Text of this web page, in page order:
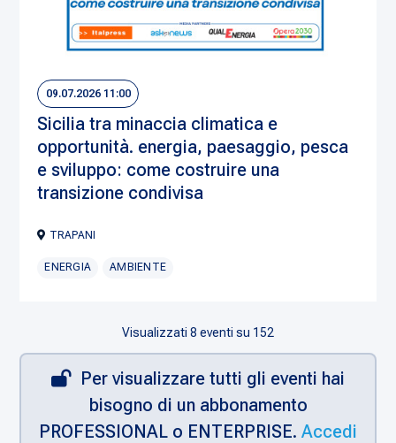
09.07.2026 11:00
Sicilia tra minaccia climatica e
opportunità. energia, paesaggio, pesca
e sviluppo: come costruire una
transizione condivisa
TRAPANI
ENERGIA AMBIENTE
Visualizzati 8 eventi su 152
Per visualizzare tutti gli eventi hai
bisogno di un abbonamento
PROFESSIONAL o ENTERPRISE. Accedi